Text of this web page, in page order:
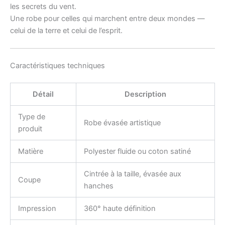
les secrets du vent.
Une robe pour celles qui marchent entre deux mondes —
celui de la terre et celui de l’esprit.
Caractéristiques techniques
Détail Description
Type de
produit
Robe évasée artistique
Matière Polyester fluide ou coton satiné
Coupe
Cintrée à la taille, évasée aux
hanches
Impression 360° haute définition